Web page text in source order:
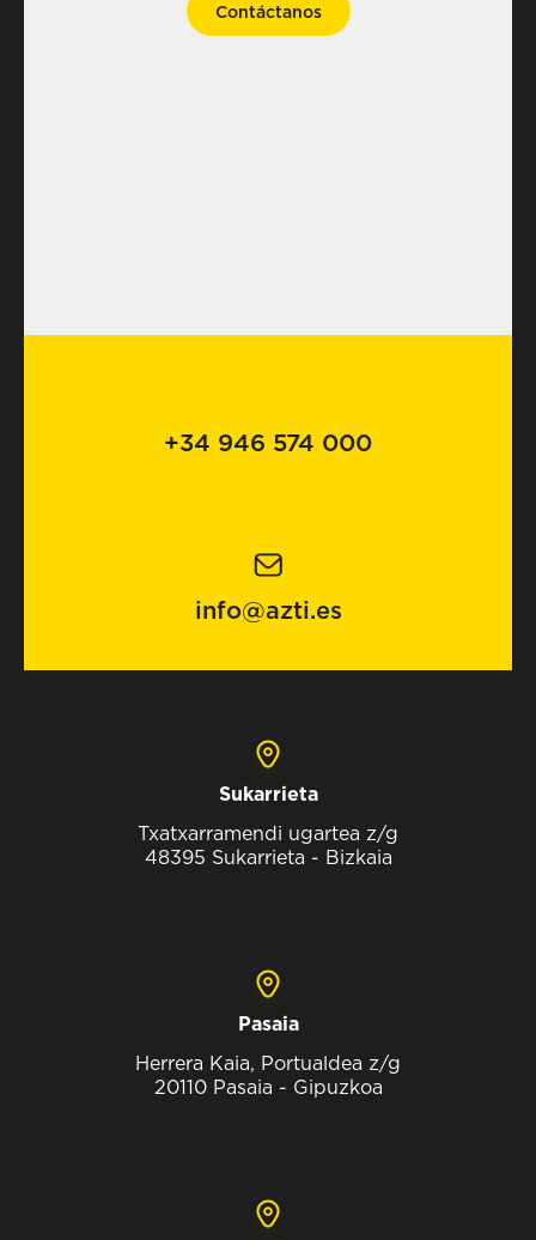
Contáctanos
+34 946 574 000
info@azti.es
Sukarrieta
Txatxarramendi ugartea z/g
48395 Sukarrieta - Bizkaia
Pasaia
Herrera Kaia, Portualdea z/g
20110 Pasaia - Gipuzkoa